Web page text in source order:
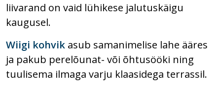
liivarand on vaid lühikese jalutuskäigu
kaugusel.
Wiigi kohvik asub samanimelise lahe ääres
ja pakub perelõunat- või õhtusööki ning
tuulisema ilmaga varju klaasidega terrassil.